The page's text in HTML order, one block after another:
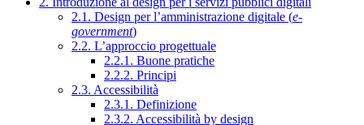
2.1. Design per l’amministrazione digitale (e-
government)
2.2. L’approccio progettuale
2.2.1. Buone pratiche
2.2.2. Principi
2.3. Accessibilità
2.3.1. Definizione
2.3.2. Accessibilità by design